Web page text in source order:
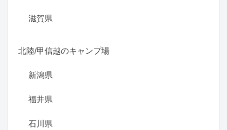
滋賀県
北陸/甲信越のキャンプ場
新潟県
福井県
石川県